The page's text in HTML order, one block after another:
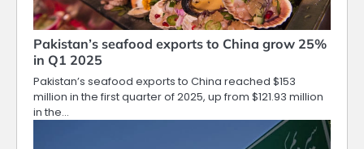
Pakistan’s seafood exports to China grow 25%
in Q1 2025
Pakistan’s seafood exports to China reached $153
million in the first quarter of 2025, up from $121.93 million
in the…